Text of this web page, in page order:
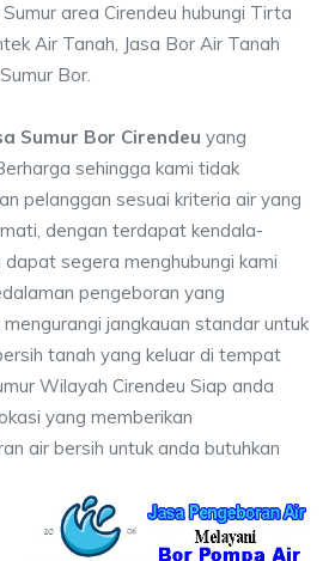
area Cirendeu hubungi Tirta
Air Tanah, Jasa Bor Air Tanah
Bor.
Sumur Bor Cirendeu yang
sehingga kami tidak
pelanggan sesuai kriteria air yang
dengan terdapat kendala-
segera menghubungi kami
pengeboran yang
jangkauan standar untuk
tanah yang keluar di tempat
Wilayah Cirendeu Siap anda
yang memberikan
air bersih untuk anda butuhkan